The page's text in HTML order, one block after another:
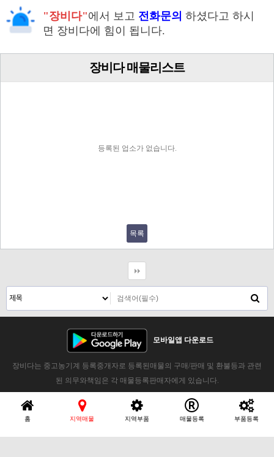
"장비다"에서 보고 전화문의 하셨다고 하시
면 장비다에 힘이 됩니다.
장비다 매물리스트
등록된 업소가 없습니다.
목록
모바일앱 다운로드
장비다는 중고농기계 등록중개자로 등록된매물의 구매/판매 및 환불등과 관련
된 의무와책임은 각 매물등록판매자에게 있습니다.
홈 지역매물 지역부품 매물등록 부품등록